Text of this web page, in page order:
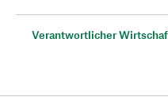
Verantwortlicher